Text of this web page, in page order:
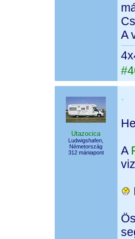
A
Utazocica
Ludwigshafen,
Németország
312 mániapont
.
A